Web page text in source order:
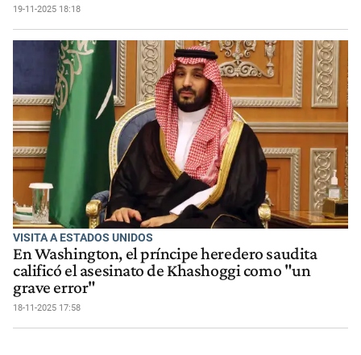
19-11-2025 18:18
VISITA A ESTADOS UNIDOS
En Washington, el príncipe heredero saudita
calificó el asesinato de Khashoggi como "un
grave error"
18-11-2025 17:58